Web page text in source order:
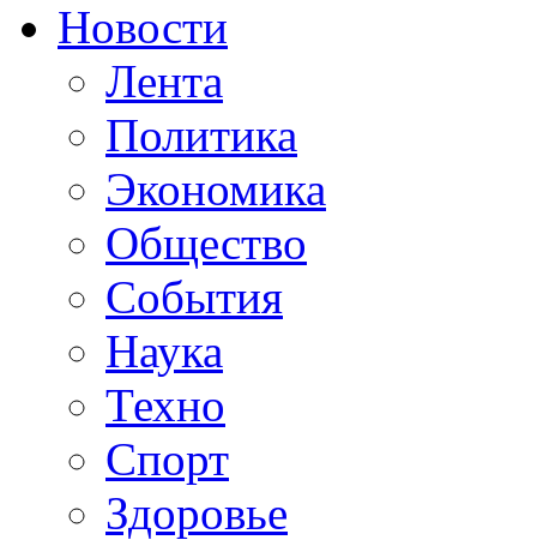
Новости
Лента
Политика
Экономика
Общество
События
Наука
Техно
Спорт
Здоровье